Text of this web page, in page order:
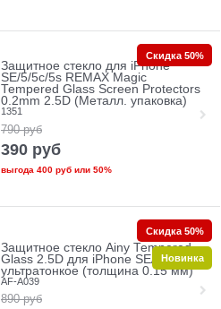
Защитное стекло для iPhone
SE/5/5c/5s REMAX Magic
Tempered Glass Screen Protectors
0.2mm 2.5D (Металл. упаковка)
1351
790 руб
390 руб
выгода 400 рубили 50%
Скидка 50%
Защитное стекло Ainy Tempered
Glass 2.5D для iPhone SE/5/5c/5s
ультратонкое (толщина 0.15 мм)
AF-A039
890 руб
Скидка 50%
Новинка